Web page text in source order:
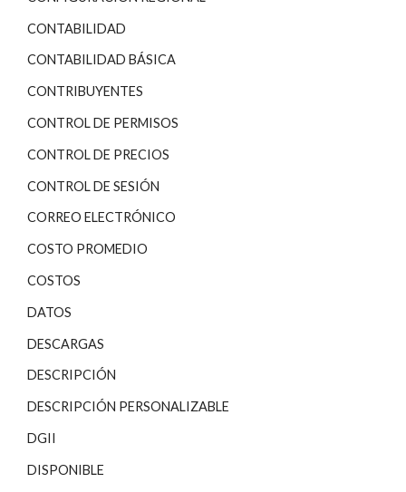
CONTABILIDAD
CONTABILIDAD BÁSICA
CONTRIBUYENTES
CONTROL DE PERMISOS
CONTROL DE PRECIOS
CONTROL DE SESIÓN
CORREO ELECTRÓNICO
COSTO PROMEDIO
COSTOS
DATOS
DESCARGAS
DESCRIPCIÓN
DESCRIPCIÓN PERSONALIZABLE
DGII
DISPONIBLE